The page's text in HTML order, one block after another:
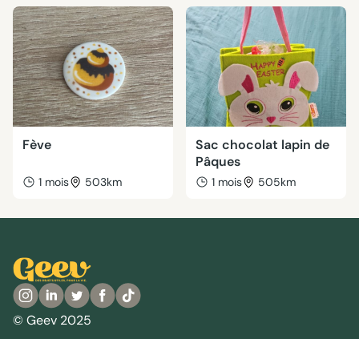
Fève
1 mois 503km
Sac chocolat lapin de
Pâques
1 mois 505km
© Geev 2025